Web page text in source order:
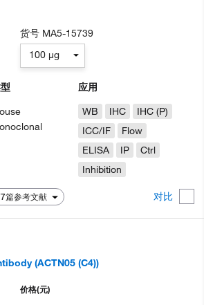
篇参考文献 对比
应用
WB
IHC
IHC (P)
ICC/IF
Flow
ELISA
IP
Ctrl
Inhibition
货号 MA5-15739
100 µg
(ACTN05 (C4))
价格(元)